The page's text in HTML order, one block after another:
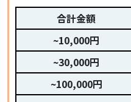
合計金額
~10,000円
~30,000円
~100,000円